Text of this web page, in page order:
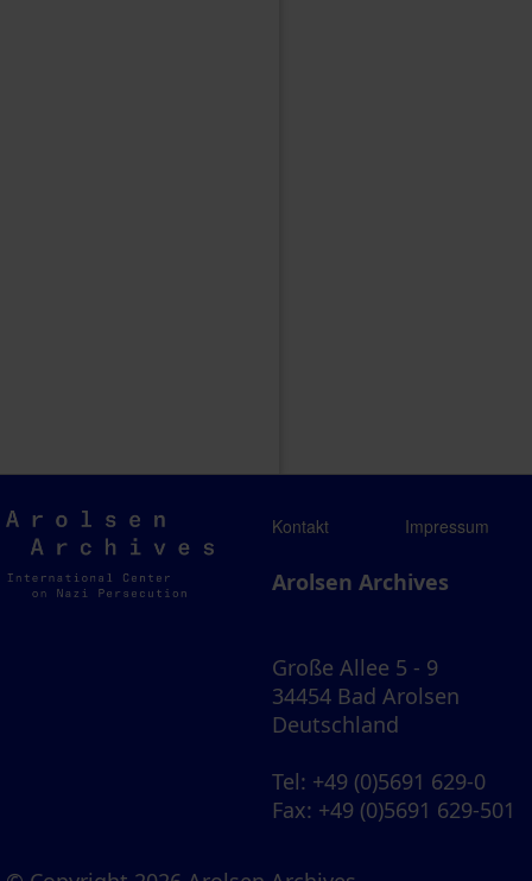
Arolsen
Archives
Kontakt Impressum
Arolsen Archives
Große Allee 5 - 9
34454 Bad Arolsen
Deutschland
Tel: +49 (0)5691 629-0
Fax: +49 (0)5691 629-501